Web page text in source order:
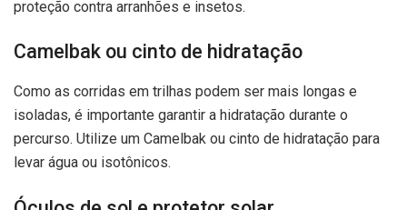
proteção contra arranhões e insetos.
Camelbak ou cinto de hidratação
Como as corridas em trilhas podem ser mais longas e
isoladas, é importante garantir a hidratação durante o
percurso. Utilize um Camelbak ou cinto de hidratação para
levar água ou isotônicos.